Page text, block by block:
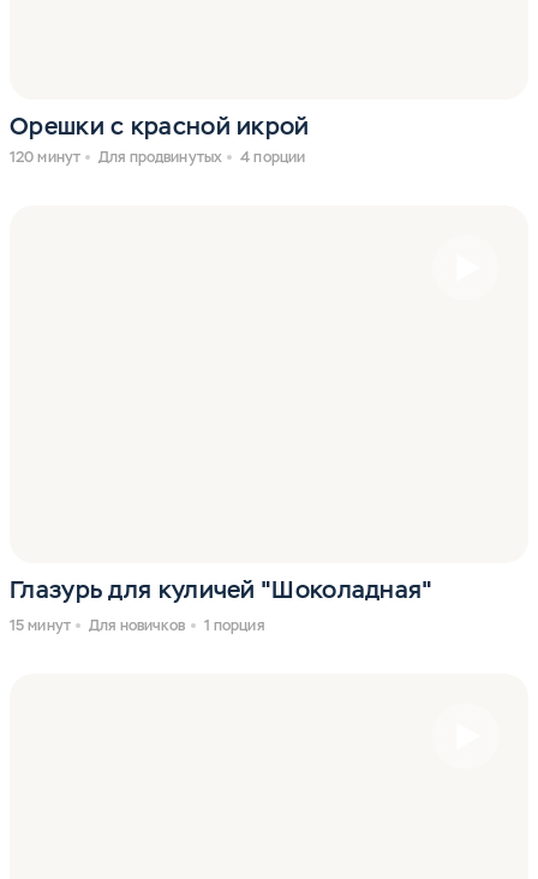
Орешки с красной икрой
120 минут Для продвинутых 4 порции
Глазурь для куличей "Шоколадная"
15 минут Для новичков 1 порция